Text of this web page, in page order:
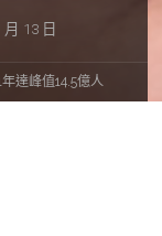
13 日
達峰值14.5億人